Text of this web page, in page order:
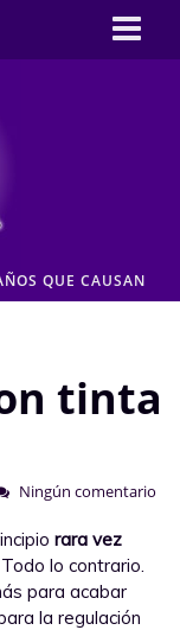
QUE CAUSAN
tinta
Ningún comentario
rara vez
lo contrario.
para acabar
la regulación